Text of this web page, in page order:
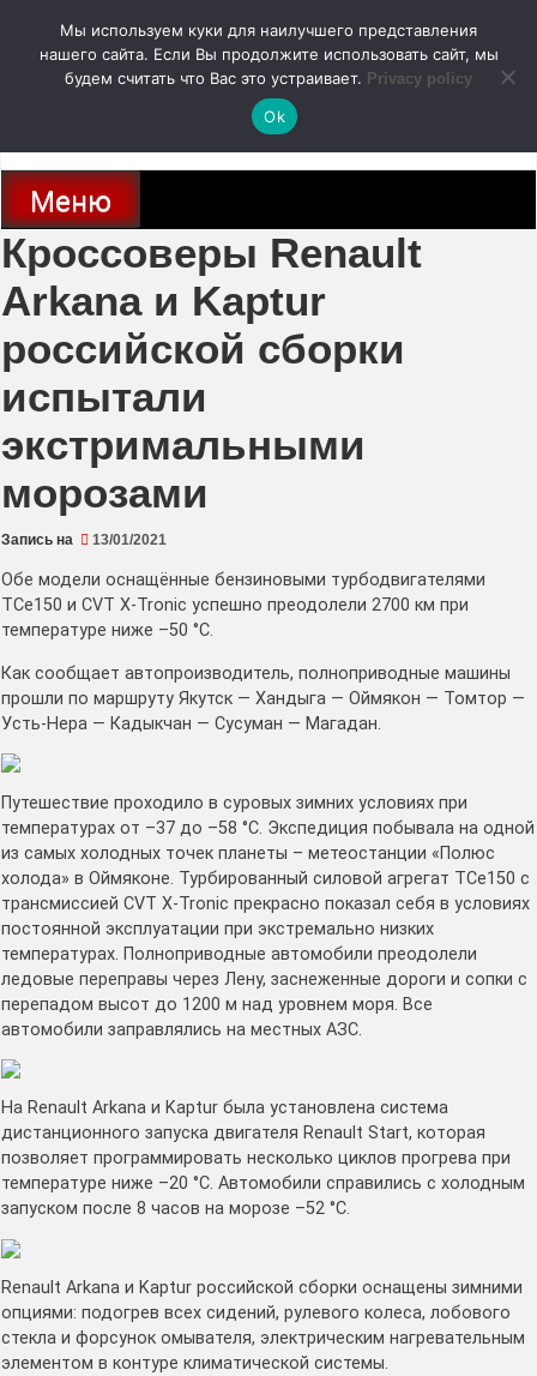
содержимому
autodoc24.ru
Новости про современные автомобили и не только, новинки зарубежного
и отечественного автопрома
Меню
Кроссоверы Renault
Arkana и Kaptur
российской сборки
испытали
экстримальными
морозами
Запись на 13/01/2021
Обе модели оснащённые бензиновыми турбодвигателями
ТСе150 и CVT X-Tronic успешно преодолели 2700 км при
температуре ниже –50 °C.
Как сообщает автопроизводитель, полноприводные машины
прошли по маршруту Якутск — Хандыга — Оймякон — Томтор —
Усть-Нера — Кадыкчан — Сусуман — Магадан.
Путешествие проходило в суровых зимних условиях при
температурах от –37 до –58 °C. Экспедиция побывала на одной
из самых холодных точек планеты – метеостанции «Полюс
холода» в Оймяконе. Турбированный силовой агрегат ТСе150 с
трансмиссией CVT X-Tronic прекрасно показал себя в условиях
постоянной эксплуатации при экстремально низких
температурах. Полноприводные автомобили преодолели
ледовые переправы через Лену, заснеженные дороги и сопки с
перепадом высот до 1200 м над уровнем моря. Все
автомобили заправлялись на местных АЗС.
На Renault Arkana и Kaptur была установлена система
дистанционного запуска двигателя Renault Start, которая
позволяет программировать несколько циклов прогрева при
температуре ниже –20 °C. Автомобили справились с холодным
запуском после 8 часов на морозе –52 °C.
Renault Arkana и Kaptur российской сборки оснащены зимними
опциями: подогрев всех сидений, рулевого колеса, лобового
стекла и форсунок омывателя, электрическим нагревательным
элементом в контуре климатической системы.
Мы используем куки для наилучшего представления
нашего сайта. Если Вы продолжите использовать сайт, мы
будем считать что Вас это устраивает. Privacy policy
Ok